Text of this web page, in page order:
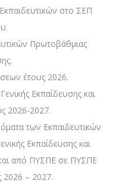
στο ΣΕΠ
Πρωτοβάθμιας
έτους 2026.
Εκπαίδευσης και
2026-2027.
των Εκπαιδευτικών
Εκπαίδευσης και
από ΠΥΣΠΕ σε ΠΥΣΠΕ
2026 – 2027.